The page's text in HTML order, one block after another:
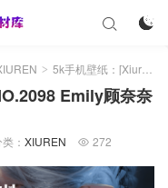


> 5k手机壁纸：[Xiuren秀人网] NO.2098 Emily顾奈奈 写真壁纸
Emily顾奈奈
： XIUREN  272